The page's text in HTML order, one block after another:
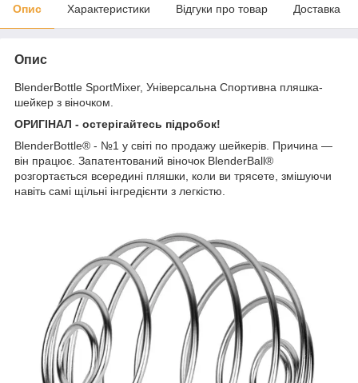
Опис Характеристики Відгуки про товар Доставка
Опис
BlenderBottle SportMixer, Універсальна Спортивна пляшка-
шейкер з віночком.
ОРИГІНАЛ - остерігайтесь підробок!
BlenderBottle® - №1 у світі по продажу шейкерів. Причина —
він працює. Запатентований віночок BlenderBall®
розгортається всередині пляшки, коли ви трясете, змішуючи
навіть самі щільні інгредієнти з легкістю.